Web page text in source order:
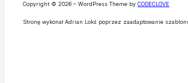
Copyright © 2026 – WordPress Theme by CODECLOVE
Stronę wykonał Adrian Lokś poprzez zaadaptowanie